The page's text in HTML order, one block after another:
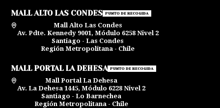
MALL ALTO LAS CONDES PUNTO DE RECOGIDA
Mall Alto Las Condes
Av. Pdte. Kennedy 9001, Módulo 6258 Nivel 2
Santiago - Las Condes
Región Metropolitana - Chile
MALL PORTAL LA DEHESA PUNTO DE RECOGIDA
Mall Portal La Dehesa
Av. La Dehesa 1445, Módulo 6228 Nivel 2
Santiago - Lo Barnechea
Región Metropolitana - Chile